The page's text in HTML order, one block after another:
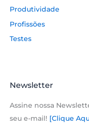
Produtividade
Profissões
Testes
Newsletter
Assine nossa
seu e-mail! [Clique